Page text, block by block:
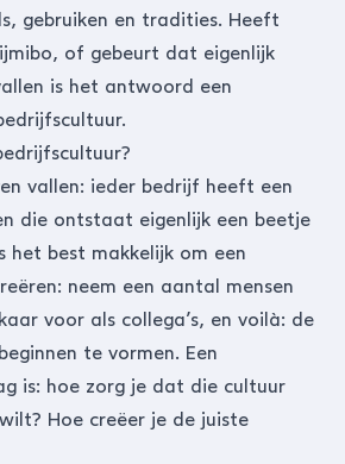
gebruiken en tradities. Heeft
of gebeurt dat eigenlijk
is het antwoord een
vallen: ieder bedrijf heeft een
die ontstaat eigenlijk een beetje
het best makkelijk om een
neem een aantal mensen
voor als collega’s, en voilà: de
te vormen. Een
is: hoe zorg je dat die cultuur
Hoe creëer je de juiste